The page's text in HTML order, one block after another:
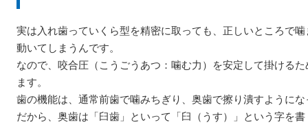
実は入れ歯っていくら型を精密に取っても、正しいところで
動いてしまうんです。
なので、咬合圧（こうごうあつ：噛む力）を安定して掛ける
ます。
歯の機能は、通常前歯で噛みちぎり、奥歯で擦り潰すように
だから、奥歯は「臼歯」といって「臼（うす）」という字を